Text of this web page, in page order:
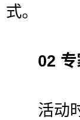
式。
02
活动时